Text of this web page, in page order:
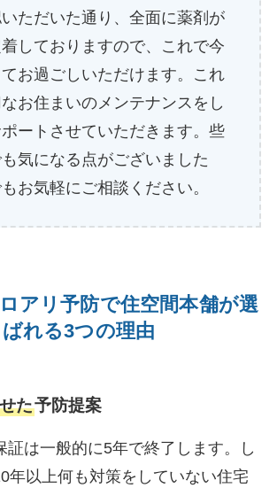
ただいた通り、全面に薬剤が
しておりますので、これで今
お過ごしいただけます。これ
お住まいのメンテナンスをし
ートさせていただきます。些
気になる点がございました
お気軽にご相談ください。
アリ予防で住空間本舗が選
ばれる3つの理由
た予防提案
証は一般的に5年で終了します。し
年以上何も対策をしていない住宅